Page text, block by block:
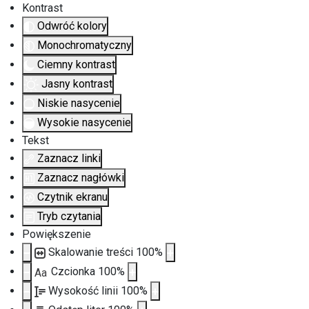
Kontrast
Odwróć kolory
Monochromatyczny
Ciemny kontrast
Jasny kontrast
Niskie nasycenie
Wysokie nasycenie
Tekst
Zaznacz linki
Zaznacz nagłówki
Czytnik ekranu
Tryb czytania
Powiększenie
Skalowanie treści 100%
Aa Czcionka 100%
Wysokość linii 100%